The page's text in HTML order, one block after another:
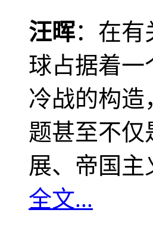
汪晖：在
球占据着一
冷战的构
题甚至不
展、帝国
全文...